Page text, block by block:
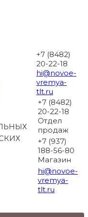
+7 (8482)
20-22-18
hi@novoe-
vremya-
tlt.ru
+7 (8482)
20-22-18
Отдел
продаж
+7 (937)
188-56-80
Магазин
hi@novoe-
vremya-
tlt.ru